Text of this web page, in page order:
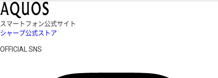
スマートフォン公式サイト
シャープ公式ストア
OFFICIAL SNS